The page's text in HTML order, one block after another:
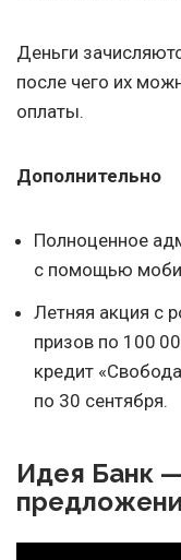
Деньги
после чего их
оплаты.
Дополнительно
Полноценное
с помощью
Летняя акция с
призов по 100
кредит
по 30 сентября.
Идея Банк